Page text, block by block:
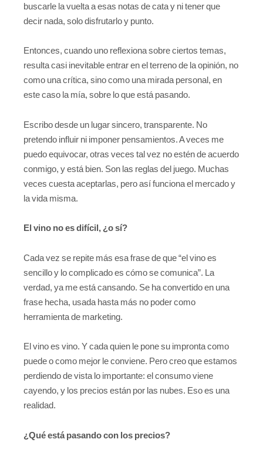
buscarle la vuelta a esas notas de cata y ni tener que
decir nada, solo disfrutarlo y punto.
Entonces, cuando uno reflexiona sobre ciertos temas,
resulta casi inevitable entrar en el terreno de la opinión, no
como una crítica, sino como una mirada personal, en
este caso la mía, sobre lo que está pasando.
Escribo desde un lugar sincero, transparente. No
pretendo influir ni imponer pensamientos. A veces me
puedo equivocar, otras veces tal vez no estén de acuerdo
conmigo, y está bien. Son las reglas del juego. Muchas
veces cuesta aceptarlas, pero así funciona el mercado y
la vida misma.
El vino no es difícil, ¿o sí?
Cada vez se repite más esa frase de que “el vino es
sencillo y lo complicado es cómo se comunica”. La
verdad, ya me está cansando. Se ha convertido en una
frase hecha, usada hasta más no poder como
herramienta de marketing.
El vino es vino. Y cada quien le pone su impronta como
puede o como mejor le conviene. Pero creo que estamos
perdiendo de vista lo importante: el consumo viene
cayendo, y los precios están por las nubes. Eso es una
realidad.
¿Qué está pasando con los precios?